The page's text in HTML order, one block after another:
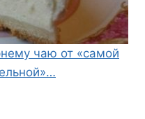
чаю от «самой